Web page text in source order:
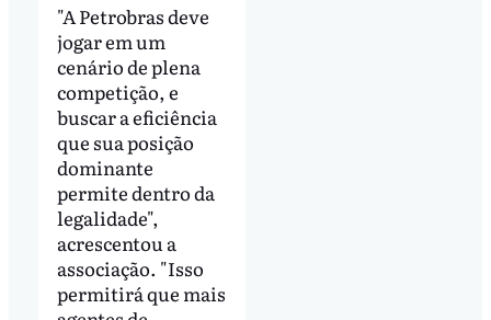
"A Petrobras deve
jogar em um
cenário de plena
competição, e
buscar a eficiência
que sua posição
dominante
permite dentro da
legalidade",
acrescentou a
associação. "Isso
permitirá que mais